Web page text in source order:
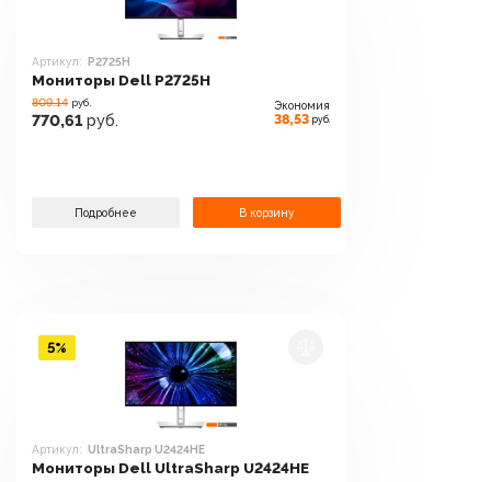
Артикул: P2725H
Мониторы Dell P2725H
809.14 руб.
770,61 руб.
Экономия
38,53 руб.
Подробнее В корзину
Артикул: UltraSharp U2424HE
Мониторы Dell UltraSharp U2424HE
5%